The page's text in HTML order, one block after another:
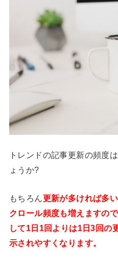
トレンドの記事更新の頻度
ょうか?
もちろん更新が多ければ多
クロール頻度も増えますの
して1日1回よりは1日3回の
示されやすくなります。